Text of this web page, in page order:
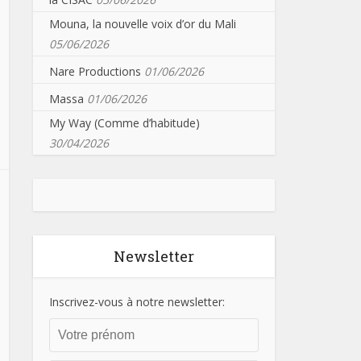
Mouna, la nouvelle voix d’or du Mali
05/06/2026
Nare Productions 01/06/2026
Massa 01/06/2026
My Way (Comme d’habitude)
30/04/2026
Newsletter
Inscrivez-vous à notre newsletter: